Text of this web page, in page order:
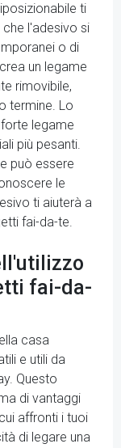
ti
l'adesivo si
o di
un legame
rimovibile,
termine. Lo
legame
più pesanti.
può essere
le
ti aiuterà a
fai-da-te.
fai-da-
casa
e utili da
Questo
di vantaggi
affronti i tuoi
di legare una